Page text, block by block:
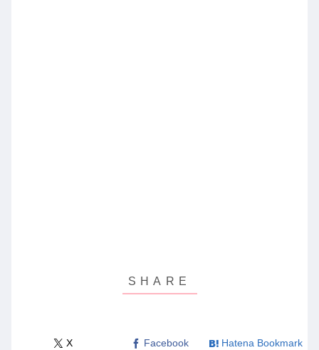
X Facebook Hatena Bookmark